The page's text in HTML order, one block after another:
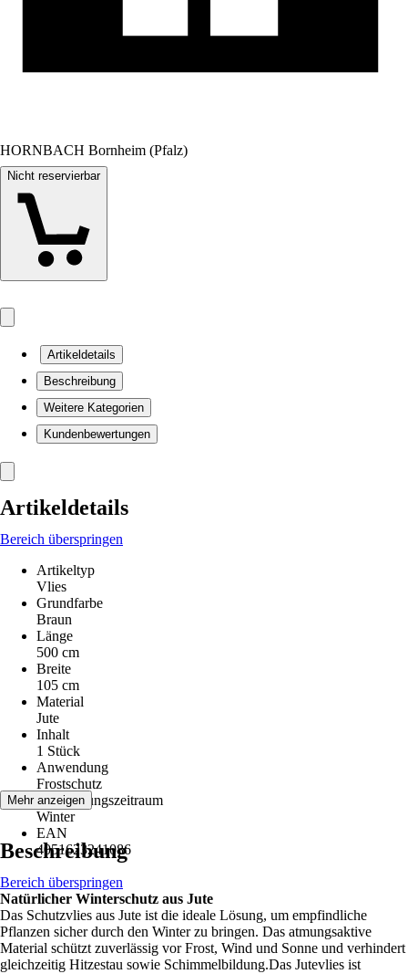
HORNBACH Bornheim (Pfalz)
Nicht reservierbar
Artikeldetails
Beschreibung
Weitere Kategorien
Kundenbewertungen
Artikeldetails
Bereich überspringen
Artikeltyp
Vlies
Grundfarbe
Braun
Länge
500 cm
Breite
105 cm
Material
Jute
Inhalt
1 Stück
Anwendung
Frostschutz
Anwendungszeitraum
Winter
EAN
4051623241086
Mehr anzeigen
Beschreibung
Bereich überspringen
Natürlicher Winterschutz aus Jute
Das Schutzvlies aus Jute ist die ideale Lösung, um empfindliche
Pflanzen sicher durch den Winter zu bringen. Das atmungsaktive
Material schützt zuverlässig vor Frost, Wind und Sonne und verhindert
gleichzeitig Hitzestau sowie Schimmelbildung.Das Jutevlies ist